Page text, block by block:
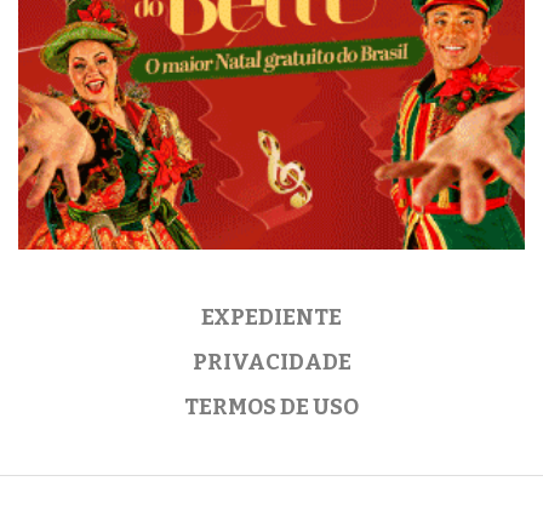
EXPEDIENTE
PRIVACIDADE
TERMOS DE USO